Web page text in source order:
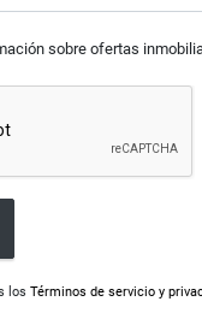
sobre ofertas
losTérminos de servicio y